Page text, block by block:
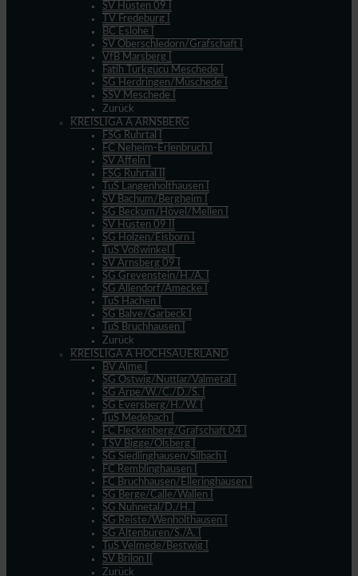
SV Hüsten 09 I
TV Fredeburg I
BC Eslohe I
SV Oberschledorn/Grafschaft I
VfB Marsberg I
Fatih Türkgücü Meschede I
SG Herdringen/Müschede I
SSV Meschede I
Zurück
KREISLIGA A ARNSBERG
FSG Ruhrtal I
FC Neheim-Erlenbruch I
SV Affeln I
FSG Ruhrtal II
TuS Langenholthausen I
SV Bachum/Bergheim I
SG Beckum/Hövel/Mellen I
SV Hüsten 09 II
SG Holzen/Eisborn I
TuS Voßwinkel I
SV Arnsberg 09 I
SG Grevenstein/H./A. I
SG Allendorf/Amecke I
TuS Hachen I
SG Balve/Garbeck I
TuS Bruchhausen I
Zurück
KREISLIGA A HOCHSAUERLAND
BV Alme I
SG Ostwig/Nuttlar/Valmetal I
SG Arpe/W./C./D./S. I
SG Eversberg/H./W. I
TuS Medebach I
FC Fleckenberg/Grafschaft 04 I
TSV Bigge/Olsberg I
SG Siedlinghausen/Silbach I
FC Remblinghausen I
FC Bruchhausen/Elleringhausen I
SG Berge/Calle/Wallen I
SG Nuhnetal/D./H. I
SG Reiste/Wenholthausen I
SG Altenbüren/S./A. I
TuS Velmede/Bestwig I
SV Brilon II
Zurück